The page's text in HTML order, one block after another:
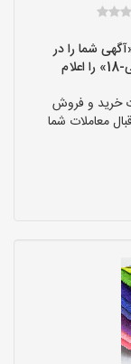
شما را در
سایت «پارچه فروشی ها» دیده ام و کد «آگهی-18» را اعلام
خرید و فروش
معاملات شما